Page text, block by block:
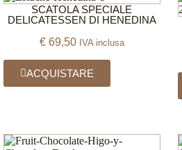
SCATOLA SPECIALE
DELICATESSEN DI HENEDINA
€69,50 IVA inclusa
ACQUISTARE